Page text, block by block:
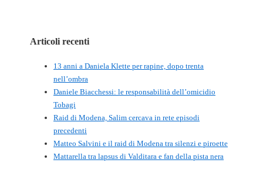
Articoli recenti
13 anni a Daniela Klette per rapine, dopo trenta
nell’ombra
Daniele Biacchessi: le responsabilità dell’omicidio
Tobagi
Raid di Modena, Salim cercava in rete episodi
precedenti
Matteo Salvini e il raid di Modena tra silenzi e piroette
Mattarella tra lapsus di Valditara e fan della pista nera